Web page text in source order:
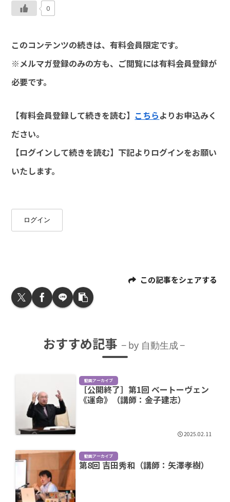
0
このコンテンツの続きは、有料会員限定です。
※メルマガ登録のみの方も、ご閲覧には有料会員登録が
必要です。
【有料会員登録して続きを読む】 こちらよりお申込みく
ださい。
【ログインして続きを読む】下記よりログインをお願い
いたします。
ログイン
この記事をシェアする
おすすめ記事 by 自動生成
動画アーカイブ
［公開終了］第1回 ベートーヴェン
《運命》（講師：金子建志）
2025.02.11
動画アーカイブ
第8回 吉田秀和（講師：矢澤孝樹）